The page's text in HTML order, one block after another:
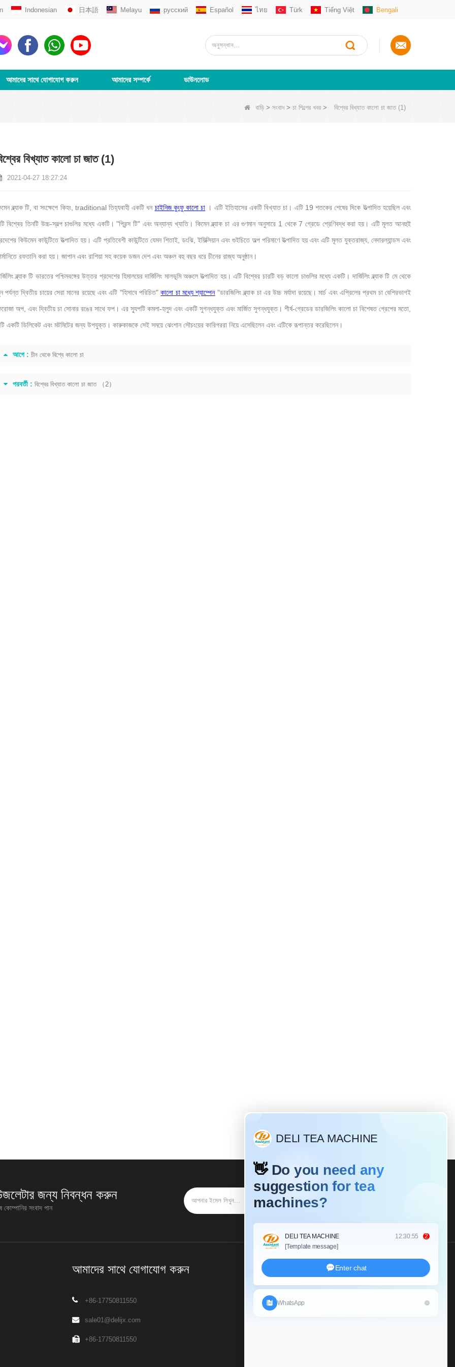
Indonesian 日本語 Melayu русский Español ไทย Türk Tiếng Việt Bengali
আমাদের সাথে যোগাযোগ করুন আমাদের সম্পর্কে ডাউনলোড
বাড়ি > সংবাদ> চা শিল্পের খবর > বিশ্বের বিখ্যাত কালো চা জাত (1)
বিখ্যাত কালো চা জাত (1)
2021-04-27 18:27:24
ব্ল্যাক টি, বা সংক্ষেপে কিহং, traditional তিহ্যবাহী একটি ধন চাইনিজ কুংফু কালো চা । এটি ইতিহাসের একটি বিখ্যাত চা। এটি 19 শতকের শেষের দিকে উত্পাদিত হয়েছিল এবং
বিশ্বের তিনটি উচ্চ-স্বল্প চাগুলির মধ্যে একটি। "প্রিন্স টি" এবং অন্যান্য খ্যাতি। কিমেন ব্ল্যাক চা এর গুণমান অনুসারে 1 থেকে 7 গ্রেডে শ্রেণিবদ্ধ করা হয়। এটি মূলত আনহুই
কিউমেন কাউন্টিতে উত্পাদিত হয়। এটি প্রতিবেশী কাউন্টিতে যেমন শিতাই, ডংঝি, ইয়িক্সিয়ান এবং গুইচিতে অল্প পরিমাণে উত্পাদিত হয় এবং এটি মূলত যুক্তরাজ্য, নেদারল্যান্ডস এবং
রফতানি করা হয়। জাপান এবং রাশিয়া সহ কয়েক ডজন দেশ এবং অঞ্চল বহু বছর ধরে চীনের রাজ্য অনুষ্ঠান।
ব্ল্যাক টি ভারতের পশ্চিমবঙ্গের উত্তর প্রদেশের হিমালয়ের দার্জিলিং মালভূমি অঞ্চলে উত্পাদিত হয়। এটি বিশ্বের চারটি বড় কালো চাগুলির মধ্যে একটি। দার্জিলিং ব্ল্যাক টি মে থেকে
পর্যন্ত দ্বিতীয় চায়ের সেরা মানের রয়েছে এবং এটি "হিসাবে পরিচিত" কালো চা মধ্যে শ্যাম্পেন "ডারজিলিং ব্ল্যাক চা এর উচ্চ মর্যাদা রয়েছে। মার্চ এবং এপ্রিলের প্রথম চা বেশিরভাগই
অপ, এবং দ্বিতীয় চা সোনার রঙের সাথে ফপ। এর স্যুপটি কমলা-হলুদ এবং একটি সুগন্ধযুক্ত এবং মার্জিত সুগন্ধযুক্ত। শীর্ষ-গ্রেডের ডারজিলিং কালো চা বিশেষত গ্রেপের মতো,
একটি ডিলিকেট এবং মটমিটের জন্য উপযুক্ত। কারুকাজকে সেই সময়ে ঝেংশান সৌচংয়ের কারিগররা নিয়ে এসেছিলেন এবং এটিকে রূপান্তর করেছিলেন।
আগে : চীন থেকে বিশ্বে কালো চা
পরবর্তী : বিশ্বের বিখ্যাত কালো চা জাত （2）
জন্য নিবন্ধন করুন
কোম্পানির সংবাদ পান
আমাদের সাথে যোগাযোগ করুন
+86-17750811550
sale01@delijx.com
+86-17750811550
আমাদের একটি তদন্ত প্রেরণ করুন